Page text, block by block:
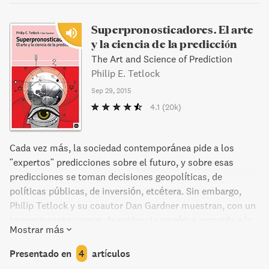
anécdotas e historias conmovedoras, Factfulness es un
libro urgente y esencial que cambiará la forma de ver el
mundo y le permitirá responder a las crisis y
oportunidades del futuro.
Superpronosticadores. El arte
y la ciencia de la predicción
The Art and Science of Prediction
Philip E. Tetlock
Sep 29, 2015
4.1 (20k)
Cada vez más, la sociedad contemporánea pide a los
"expertos" predicciones sobre el futuro, y sobre esas
predicciones se toman decisiones geopolíticas, de
políticas públicas, de inversión, etcétera. Sin embargo,
Philip Tetlock y su coautor Dan Gardner muestran, con un
largo de años de investigación, que los "pronosticadores
expertos" tienen la misma posibilidad de acertar un evento
futuro que un chimpancé. En contraposición, los autores
Mostrar más
Presentado en 4 artículos